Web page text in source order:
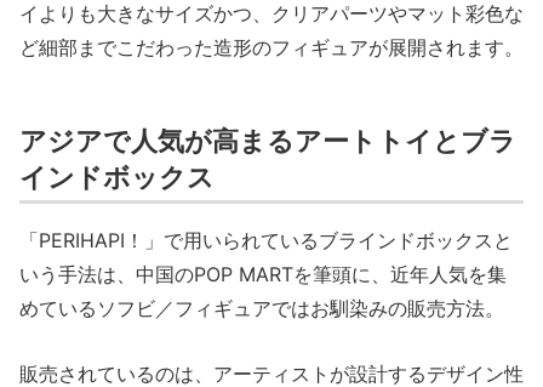
イよりも大きなサイズかつ、クリアパーツやマット彩色な
ど細部までこだわった造形のフィギュアが展開されます。
アジアで人気が高まるアートトイとブラ
インドボックス
「PERIHAPI！」で用いられているブラインドボックスと
いう手法は、中国のPOP MARTを筆頭に、近年人気を集
めているソフビ／フィギュアではお馴染みの販売方法。
販売されているのは、アーティストが設計するデザイン性